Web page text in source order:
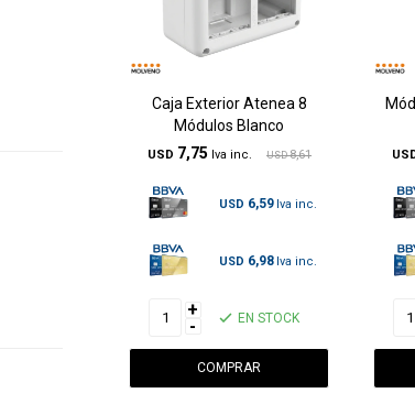
Caja Exterior Atenea 8
Módulos Blanco
USD 7,75 USD 8,61
USD 6,59
USD 6,98
+
- EN STOCK